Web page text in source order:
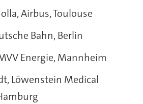
Airbus, Toulouse
Bahn, Berlin
Energie, Mannheim
Löwenstein Medical